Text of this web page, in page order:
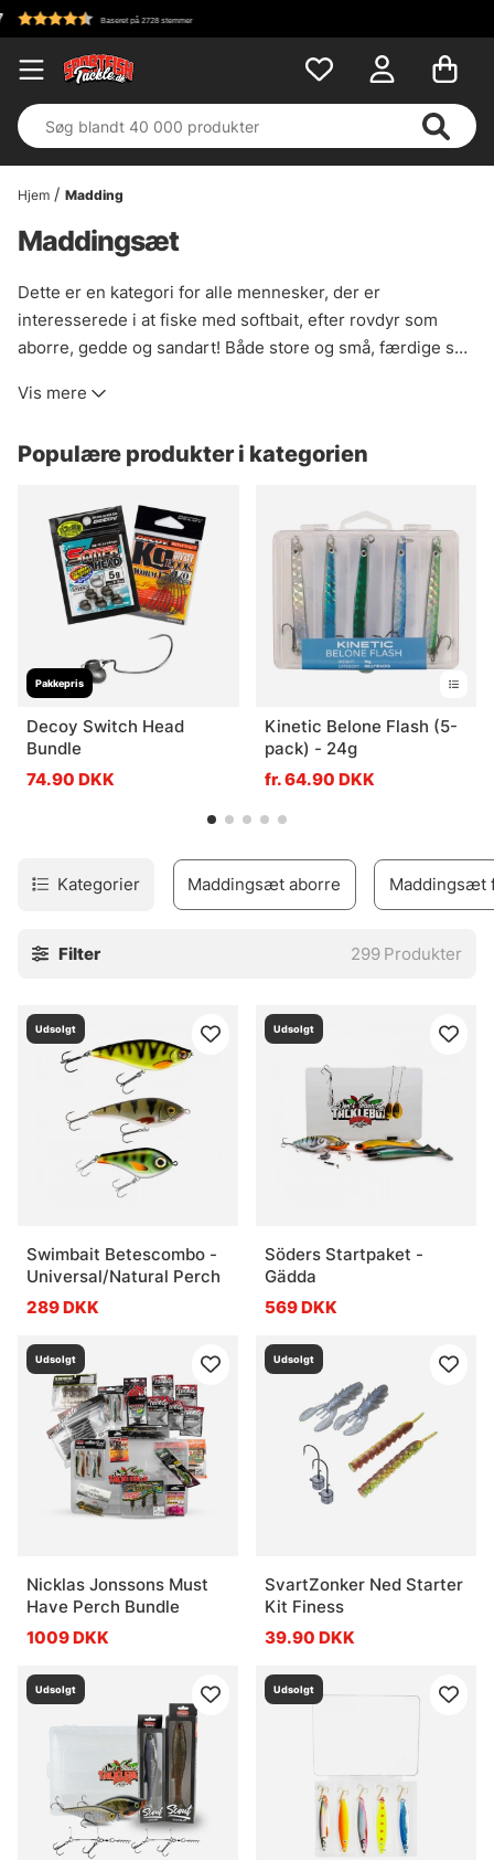
Hjem Madding
Maddingsæt
Dette er en kategori for alle mennesker, der er
interesserede i at fiske med softbait, efter rovdyr som
aborre, gedde og sandart! Både store og små, færdige sæt
Ofte er det rart bare at kunne købe en færdiglavet kasse,
indeholder produkter nok til en hel sæsons fiskeri!
Vis mere
Populære produkter i kategorien
Pakkepris
Decoy Switch Head
Bundle
74.90 DKK
Kinetic Belone Flash (5-
pack) - 24g
fr. 64.90 DKK
Kategorier Maddingsæt aborre Maddingsæt
Filter 299 Produkter
Udsolgt
Swimbait Betescombo -
Universal/Natural Perch
289 DKK
Udsolgt
Söders Startpaket -
Gädda
569 DKK
Udsolgt
Nicklas Jonssons Must
Have Perch Bundle
1009 DKK
Udsolgt
SvartZonker Ned Starter
Kit Finess
39.90 DKK
Udsolgt Udsolgt